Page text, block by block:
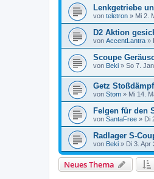
Lenkgetriebe
von teletron » Mi 2.
D2 Aktion
von AccentLantra »
Scoupe
von Beki » So 7.
Getz
von Stom » Mi 14.
Felgen für den
von SantaFree » Di
Radlager S-
von Beki » Di 3. Apr
Neues Thema